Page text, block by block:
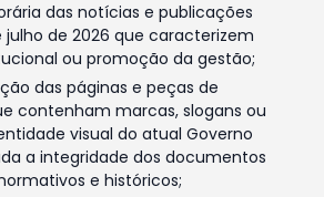
das notícias e publicações
de 2026 que caracterizem
ou promoção da gestão;
das páginas e peças de
contenham marcas, slogans ou
visual do atual Governo
a integridade dos documentos
e históricos;